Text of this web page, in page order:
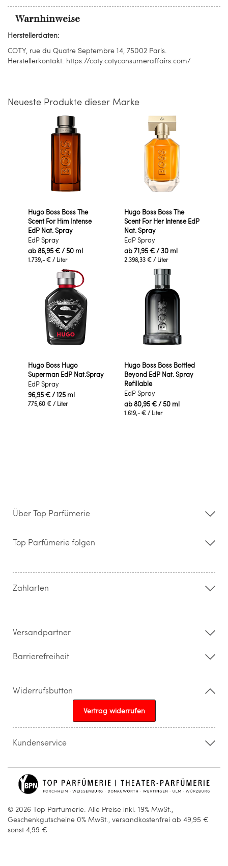
Warnhinweise
Herstellerdaten:
COTY, rue du Quatre Septembre 14, 75002 Paris.
Herstellerkontakt: https://coty.cotyconsumeraffairs.com/
Neueste Produkte dieser Marke
Hugo Boss Boss The
Scent For Him Intense
EdP Nat. Spray
EdP Spray
ab86,95 €/ 50 ml
1.739,- € / Liter
Hugo Boss Boss The
Scent For Her Intense EdP
Nat. Spray
EdP Spray
ab71,95 €/ 30 ml
2.398,33 € / Liter
Hugo Boss Hugo
Superman EdP Nat.Spray
EdP Spray
96,95 €/ 125 ml
775,60 € / Liter
Hugo Boss Boss Bottled
Beyond EdP Nat. Spray
Refillable
EdP Spray
ab80,95 €/ 50 ml
1.619,- € / Liter
Über Top Parfümerie
Storefinder
Kontakt
Widerrufsrecht & Rückgabebedingungen
Top Parfümerie folgen
Zahlarten
Versandpartner
Barrierefreiheit
Widerrufsbutton
Vertrag widerrufen
Kundenservice
info@topparfuemerie.de
© 2026 Top Parfümerie. Alle Preise inkl. 19% MwSt.,
Geschenkgutscheine 0% MwSt., versandkostenfrei ab 49,95 €
sonst 4,99 €